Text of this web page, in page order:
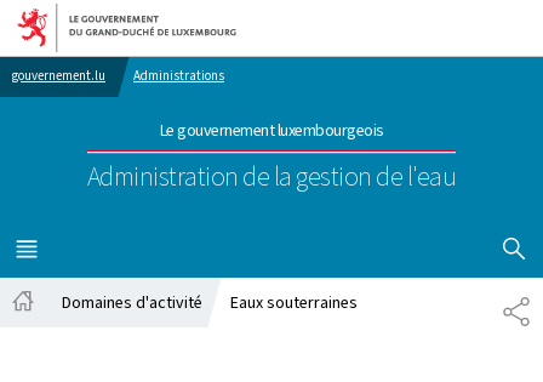
Aller au menu principal
Aller au contenu
gouvernement.lu Administrations
Le gouvernement luxembourgeois
Administration de la gestion de l'eau
MENU
PRINCIPAL
Domaines d'activité Eaux souterraines